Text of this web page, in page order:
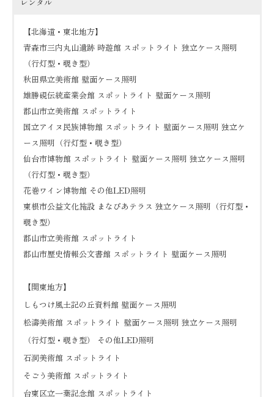
【北海道・東北地方】
青森市三内丸山遺跡 時遊館 スポットライト 独立ケース照明
（行灯型・覗き型）
秋田県立美術館 壁面ケース照明
雄勝硯伝統産業会館 スポットライト 壁面ケース照明
郡山市立美術館 スポットライト
国立アイヌ民族博物館 スポットライト 壁面ケース照明 独立ケ
ース照明（行灯型・覗き型）
仙台市博物館 スポットライト 壁面ケース照明 独立ケース照明
（行灯型・覗き型）
花巻ワイン博物館 その他LED照明
東根市公益文化施設 まなびあテラス 独立ケース照明（行灯型・
覗き型）
郡山市立美術館 スポットライト
郡山市歴史情報公文書館 スポットライト 壁面ケース照明
【関東地方】
しもつけ風土記の丘資料館 壁面ケース照明
松濤美術館 スポットライト 壁面ケース照明 独立ケース照明
（行灯型・覗き型） その他LED照明
石洞美術館 スポットライト
そごう美術館 スポットライト
台東区立一葉記念館 スポットライト